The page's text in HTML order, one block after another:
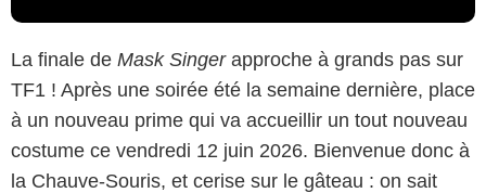
La finale de Mask Singer approche à grands pas sur
TF1 ! Après une soirée été la semaine dernière, place
à un nouveau prime qui va accueillir un tout nouveau
costume ce vendredi 12 juin 2026. Bienvenue donc à
la Chauve-Souris, et cerise sur le gâteau : on sait